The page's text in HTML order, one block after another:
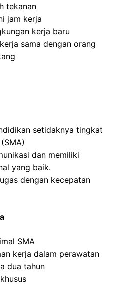
tekanan
jam kerja
kerja baru
sama dengan orang
setidaknya tingkat
dan memiliki
yang baik.
dengan kecepatan
SMA
kerja dalam perawatan
dua tahun